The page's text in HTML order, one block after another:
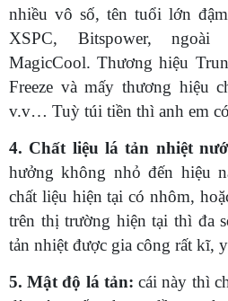
nhiều vô số, tên tuổi lớn
XSPC, Bitspower,
MagicCool. Thương hiệu
Freeze và mấy thương hiệu
v.v… Tuỳ túi tiền thì anh em
4. Chất liệu lá tản nhiệt
hưởng không nhỏ đến hiệu
chất liệu hiện tại có nhôm,
trên thị trường hiện tại thì đa
tản nhiệt được gia công rất kĩ,
5. Mật độ lá tản: cái này thì